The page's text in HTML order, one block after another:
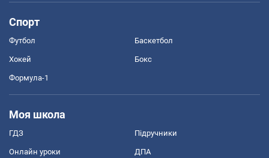
Спорт
Футбол Баскетбол
Хокей Бокс
Формула-1
Моя школа
ГДЗ Підручники
Онлайн уроки ДПА